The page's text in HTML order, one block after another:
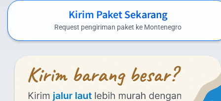
Kompetitif
Intrasia.id menawarkan biaya kirim paket ke Montenegro yang
kompetitif tanpa mengorbankan kualitas layanan. Berikut
menggunakan layanan kami:
Layanan Udara (Express):
Di bawah 1 kg: mulai dari Rp 1.581.000
Kirim Paket Sekarang
Request pengiriman paket ke Montenegro